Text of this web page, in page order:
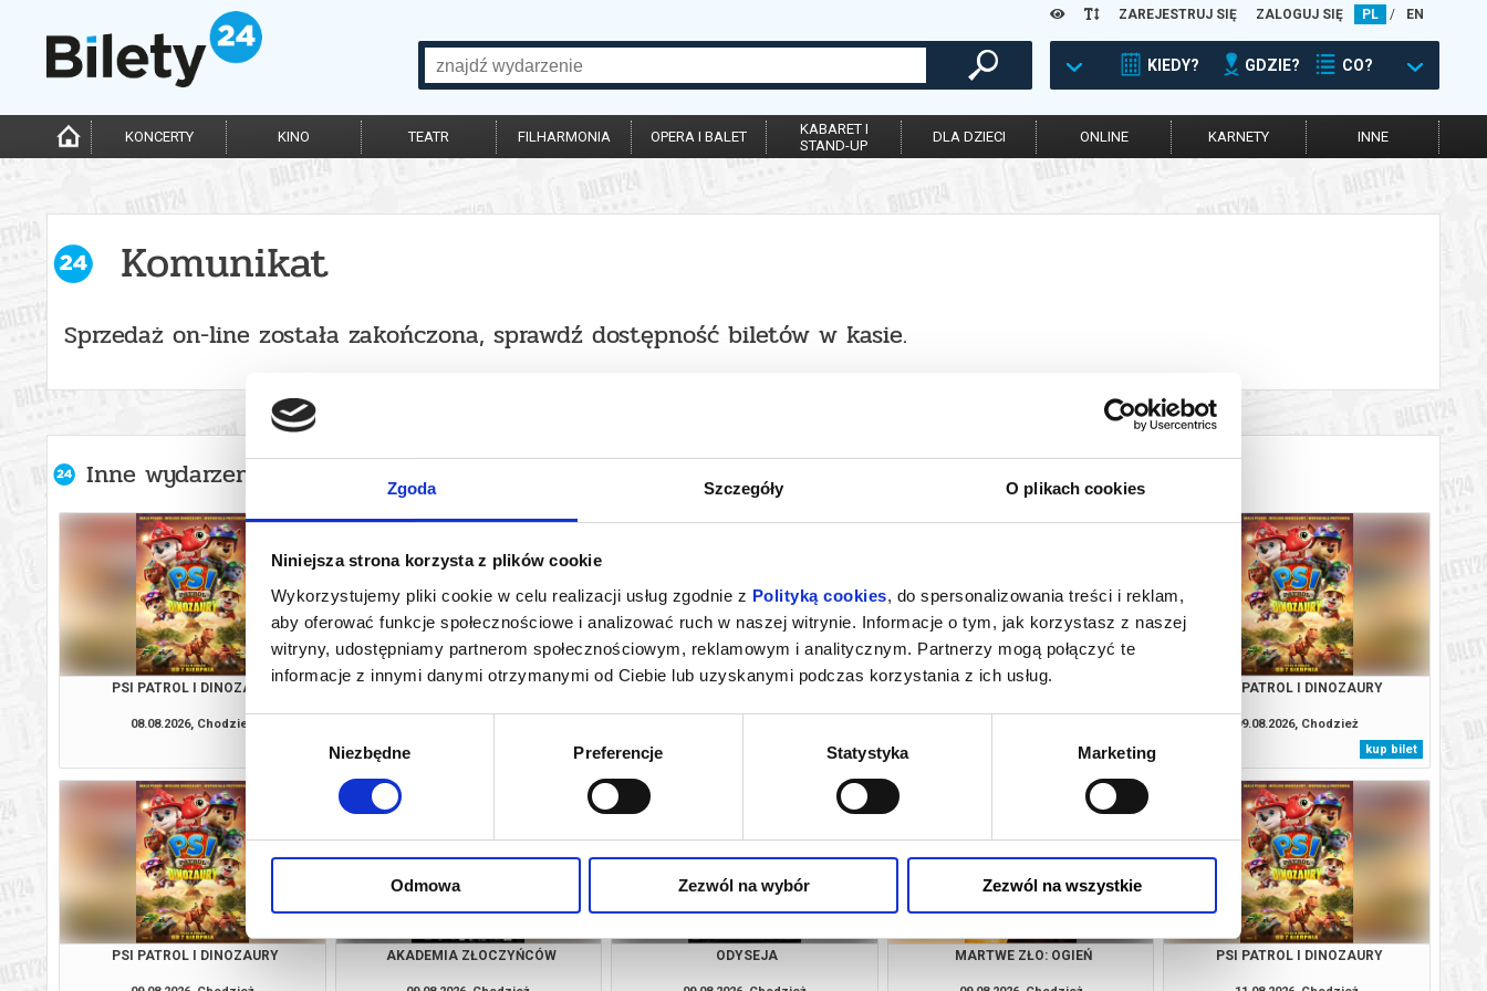
Zgoda Szczegóły O plikach cookies
Niniejsza strona korzysta z plików cookie
Wykorzystujemy pliki cookie w celu realizacji usług zgodnie z Polityką cookies, do spersonalizowania treści i reklam,
aby oferować funkcje społecznościowe i analizować ruch w naszej witrynie. Informacje o tym, jak korzystasz z naszej
witryny, udostępniamy partnerom społecznościowym, reklamowym i analitycznym. Partnerzy mogą połączyć te
informacje z innymi danymi otrzymanymi od Ciebie lub uzyskanymi podczas korzystania z ich usług.
Wybór
Niezbędne Preferencje Statystyka Marketing
Odmowa Zezwól na wybór Zezwól na wszystkie
ZAREJESTRUJ SIĘ ZALOGUJ SIĘ PL / EN
KIEDY? GDZIE? CO?
KONCERTY KINO TEATR FILHARMONIA OPERA I BALET
KABARET I
STAND-UP
DLA DZIECI ONLINE KARNETY INNE
Komunikat
Sprzedaż on-line została zakończona, sprawdź dostępność biletów w kasie.
Inne wydarzenia organizatora
PSI PATROL I DINOZAURY
08.08.2026, Chodzież
AKADEMIA ZŁOCZYŃCÓW
kup bilet
ODYSEJA
kup bilet
MARTWE ZŁO: OGIEŃ
kup bilet
PSI PATROL I DINOZAURY
09.08.2026, Chodzież
kup bilet
PSI PATROL I DINOZAURY AKADEMIA ZŁOCZYŃCÓW ODYSEJA MARTWE ZŁO: OGIEŃ PSI PATROL I DINOZAURY